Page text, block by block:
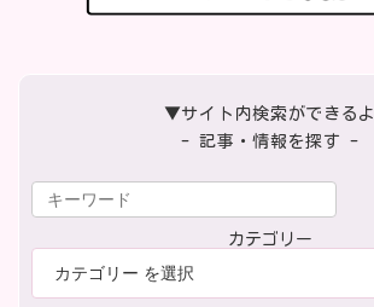
▼サイト内検索ができるよ
- 記事・情報を探す -
カテゴリー